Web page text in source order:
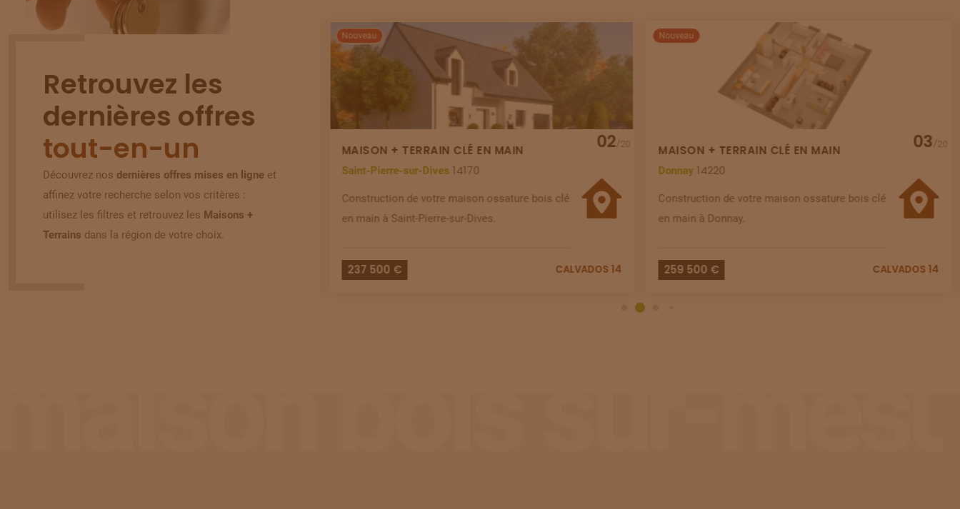
Retrouvez les
dernières offres
tout-en-un
Découvrez nos dernières offres mises en ligne et
affinez votre recherche selon vos critères :
utilisez les filtres et retrouvez les Maisons +
Terrains dans la région de votre choix.
MAISON + TERRAIN CLÉ EN MAIN
Donnay14220
Construction de votre maison ossature bois clé
en main à Donnay.
Nouveau
02 20
MAISON + TERRAIN CLÉ EN MAIN
Saint-Pierre-sur-Dives 14170
Construction de votre maison ossature bois clé
en main à Saint-Pierre-sur-Dives.
237 500 € CALVADOS 14
Nouveau
03 20
MAISON + TERRAIN CLÉ EN MAIN
Donnay 14220
Construction de votre maison ossature bois clé
en main à Donnay.
259 500 € CALVADOS 14